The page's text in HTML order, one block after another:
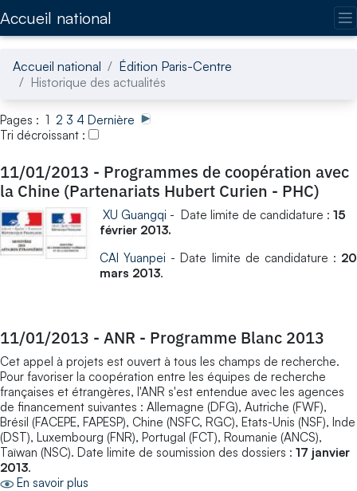
Accueil national
Accueil national
Édition Paris-Centre
Historique des actualités
Pages : 1 2 3 4 Dernière
Tri décroissant :
11/01/2013 - Programmes de coopération avec
la Chine (Partenariats Hubert Curien - PHC)
XU Guangqi - Date limite de candidature : 15
février 2013.
CAI Yuanpei - Date limite de candidature : 20
mars 2013.
11/01/2013 - ANR - Programme Blanc 2013
Cet appel à projets est ouvert à tous les champs de recherche.
Pour favoriser la coopération entre les équipes de recherche
françaises et étrangères, l'ANR s'est entendue avec les agences
de financement suivantes : Allemagne (DFG), Autriche (FWF),
Brésil (FACEPE, FAPESP), Chine (NSFC, RGC), Etats-Unis (NSF), Inde
(DST), Luxembourg (FNR), Portugal (FCT), Roumanie (ANCS),
Taïwan (NSC). Date limite de soumission des dossiers : 17 janvier
2013.
En savoir plus